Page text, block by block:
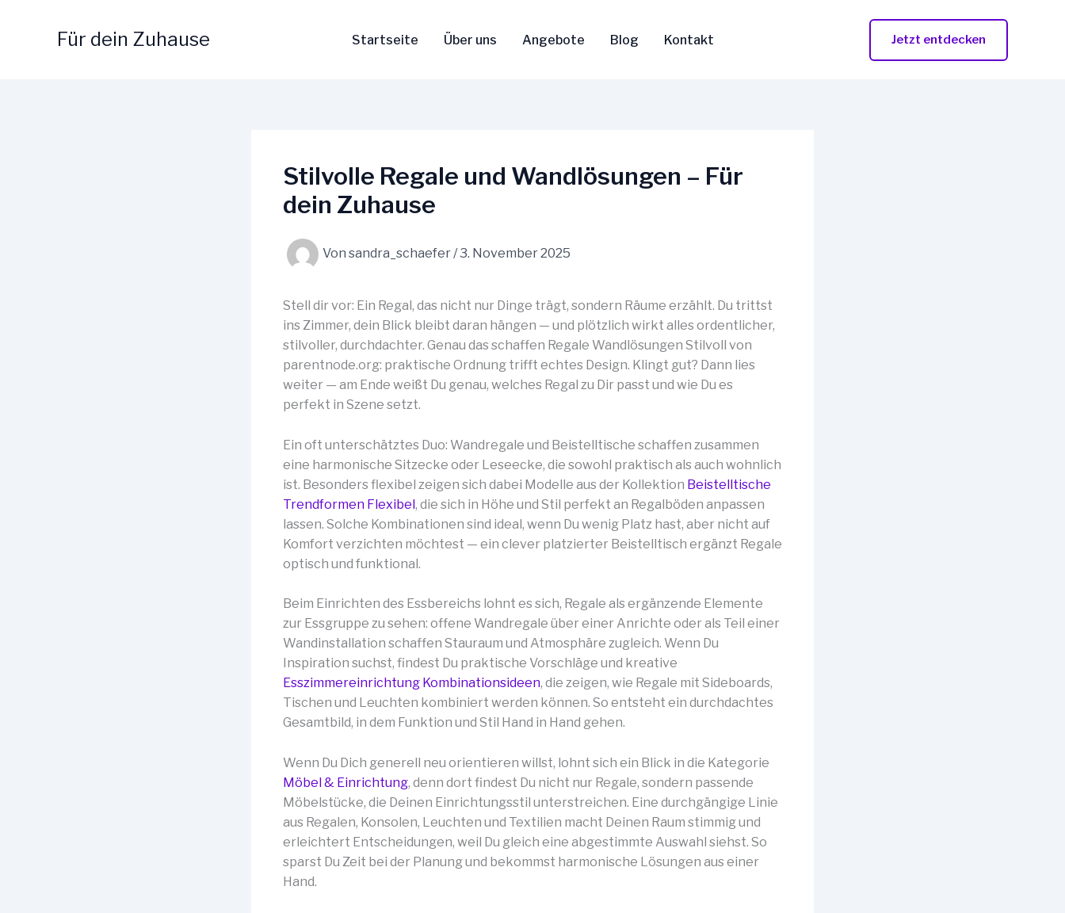
Für dein Zuhause Startseite Über uns Angebote Blog Kontakt Jetzt entdecken
Stilvolle Regale und Wandlösungen – Für
dein Zuhause
Von sandra_schaefer/3. November 2025
Stell dir vor: Ein Regal, das nicht nur Dinge trägt, sondern Räume erzählt. Du trittst
ins Zimmer, dein Blick bleibt daran hängen — und plötzlich wirkt alles ordentlicher,
stilvoller, durchdachter. Genau das schaffen Regale Wandlösungen Stilvoll von
parentnode.org: praktische Ordnung trifft echtes Design. Klingt gut? Dann lies
weiter — am Ende weißt Du genau, welches Regal zu Dir passt und wie Du es
perfekt in Szene setzt.
Ein oft unterschätztes Duo: Wandregale und Beistelltische schaffen zusammen
eine harmonische Sitzecke oder Leseecke, die sowohl praktisch als auch wohnlich
ist. Besonders flexibel zeigen sich dabei Modelle aus der Kollektion Beistelltische
Trendformen Flexibel, die sich in Höhe und Stil perfekt an Regalböden anpassen
lassen. Solche Kombinationen sind ideal, wenn Du wenig Platz hast, aber nicht auf
Komfort verzichten möchtest — ein clever platzierter Beistelltisch ergänzt Regale
optisch und funktional.
Beim Einrichten des Essbereichs lohnt es sich, Regale als ergänzende Elemente
zur Essgruppe zu sehen: offene Wandregale über einer Anrichte oder als Teil einer
Wandinstallation schaffen Stauraum und Atmosphäre zugleich. Wenn Du
Inspiration suchst, findest Du praktische Vorschläge und kreative
Esszimmereinrichtung Kombinationsideen, die zeigen, wie Regale mit Sideboards,
Tischen und Leuchten kombiniert werden können. So entsteht ein durchdachtes
Gesamtbild, in dem Funktion und Stil Hand in Hand gehen.
Wenn Du Dich generell neu orientieren willst, lohnt sich ein Blick in die Kategorie
Möbel & Einrichtung, denn dort findest Du nicht nur Regale, sondern passende
Möbelstücke, die Deinen Einrichtungsstil unterstreichen. Eine durchgängige Linie
aus Regalen, Konsolen, Leuchten und Textilien macht Deinen Raum stimmig und
erleichtert Entscheidungen, weil Du gleich eine abgestimmte Auswahl siehst. So
sparst Du Zeit bei der Planung und bekommst harmonische Lösungen aus einer
Hand.